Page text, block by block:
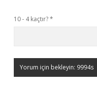
10 - 4 kaçtır?*